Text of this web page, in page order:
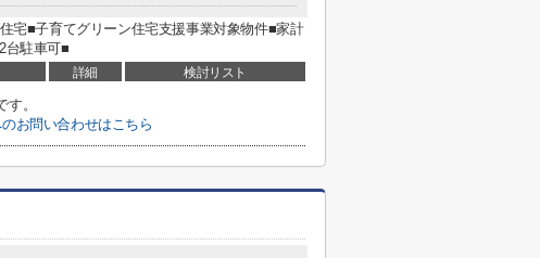
宅■子育てグリーン住宅支援事業対象物件■家計
台駐車可■
詳細 検討リスト
。
お問い合わせはこちら